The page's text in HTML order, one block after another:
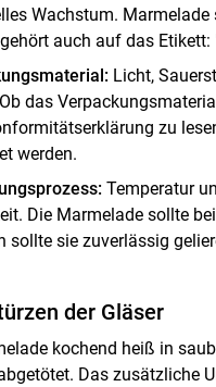
Wachstum.
auch auf das
Licht,
das
zu
werden.
Temperatur
Die Marmelade sollte
sollte sie zuverlässig
der Gläser
kochend heiß in
Das zusätzliche